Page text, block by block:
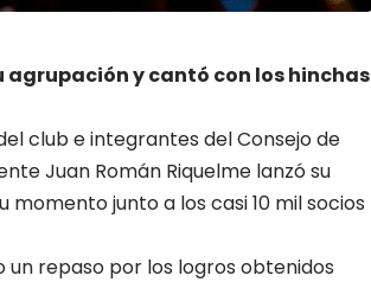
agrupación y cantó con los hinchas
club e integrantes del Consejo de
Juan Román Riquelme lanzó su
junto a los casi 10 mil socios
un repaso por los logros obtenidos